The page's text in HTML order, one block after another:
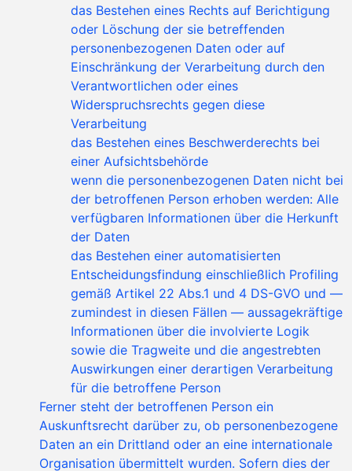
das Bestehen eines Rechts auf Berichtigung
oder Löschung der sie betreffenden
personenbezogenen Daten oder auf
Einschränkung der Verarbeitung durch den
Verantwortlichen oder eines
Widerspruchsrechts gegen diese
Verarbeitung
das Bestehen eines Beschwerderechts bei
einer Aufsichtsbehörde
wenn die personenbezogenen Daten nicht bei
der betroffenen Person erhoben werden: Alle
verfügbaren Informationen über die Herkunft
der Daten
das Bestehen einer automatisierten
Entscheidungsfindung einschließlich Profiling
gemäß Artikel 22 Abs.1 und 4 DS-GVO und —
zumindest in diesen Fällen — aussagekräftige
Informationen über die involvierte Logik
sowie die Tragweite und die angestrebten
Auswirkungen einer derartigen Verarbeitung
für die betroffene Person
Ferner steht der betroffenen Person ein
Auskunftsrecht darüber zu, ob personenbezogene
Daten an ein Drittland oder an eine internationale
Organisation übermittelt wurden. Sofern dies der